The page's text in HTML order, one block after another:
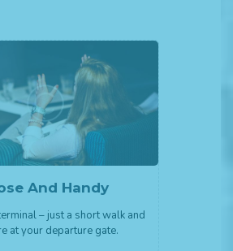
Termini e
And Handy
– just a short walk and
at your departure gate.